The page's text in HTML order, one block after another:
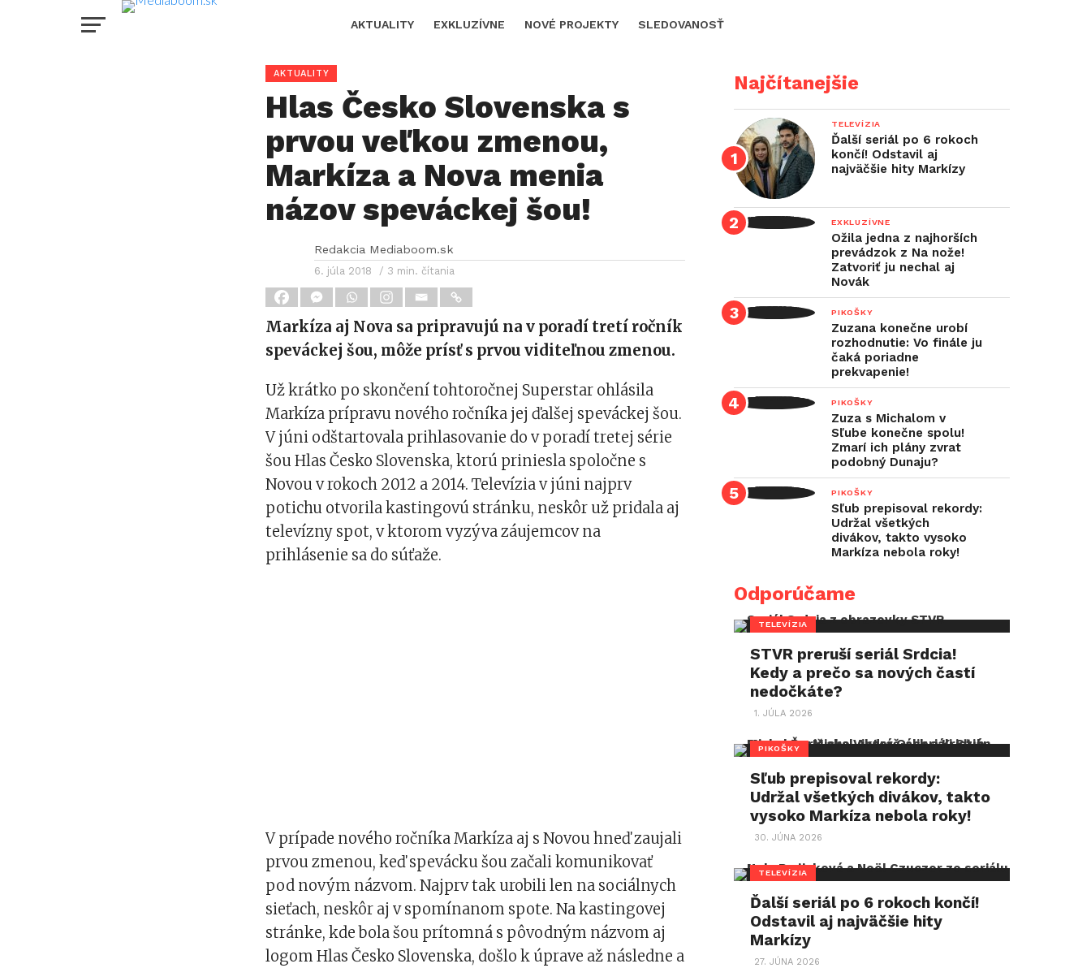
AKTUALITY EXKLUZÍVNE NOVÉ PROJEKTY SLEDOVANOSŤ
AKTUALITY
Hlas Česko Slovenska s
prvou veľkou zmenou,
Markíza a Nova menia
názov speváckej šou!
Redakcia Mediaboom.sk
6. júla 2018 / 3 min. čítania
Markíza aj Nova sa pripravujú na v poradí tretí ročník
speváckej šou, môže prísť s prvou viditeľnou zmenou.
Už krátko po skončení tohtoročnej Superstar ohlásila
Markíza prípravu nového ročníka jej ďalšej speváckej šou.
V júni odštartovala prihlasovanie do v poradí tretej série
šou Hlas Česko Slovenska, ktorú priniesla spoločne s
Novou v rokoch 2012 a 2014. Televízia v júni najprv
potichu otvorila kastingovú stránku, neskôr už pridala aj
televízny spot, v ktorom vyzýva záujemcov na
prihlásenie sa do súťaže.
V prípade nového ročníka Markíza aj s Novou hneď zaujali
prvou zmenou, keď spevácku šou začali komunikovať
pod novým názvom. Najprv tak urobili len na sociálnych
sieťach, neskôr aj v spomínanom spote. Na kastingovej
stránke, kde bola šou prítomná s pôvodným názvom aj
logom Hlas Česko Slovenska, došlo k úprave až následne a
Najčítanejšie
TELEVÍZIA
Ďalší seriál po 6 rokoch
končí! Odstavil aj
najväčšie hity Markízy
EXKLUZÍVNE
Ožila jedna z najhorších
prevádzok z Na nože!
Zatvoriť ju nechal aj
Novák
PIKOŠKY
Zuzana konečne urobí
rozhodnutie: Vo finále ju
čaká poriadne
prekvapenie!
PIKOŠKY
Zuza s Michalom v
Sľube konečne spolu!
Zmarí ich plány zvrat
podobný Dunaju?
PIKOŠKY
Sľub prepisoval rekordy:
Udržal všetkých
divákov, takto vysoko
Markíza nebola roky!
Odporúčame
TELEVÍZIA
STVR preruší seriál Srdcia!
Kedy a prečo sa nových častí
nedočkáte?
1. JÚLA 2026
PIKOŠKY
Sľub prepisoval rekordy:
Udržal všetkých divákov, takto
vysoko Markíza nebola roky!
30. JÚNA 2026
TELEVÍZIA
Ďalší seriál po 6 rokoch končí!
Odstavil aj najväčšie hity
Markízy
27. JÚNA 2026